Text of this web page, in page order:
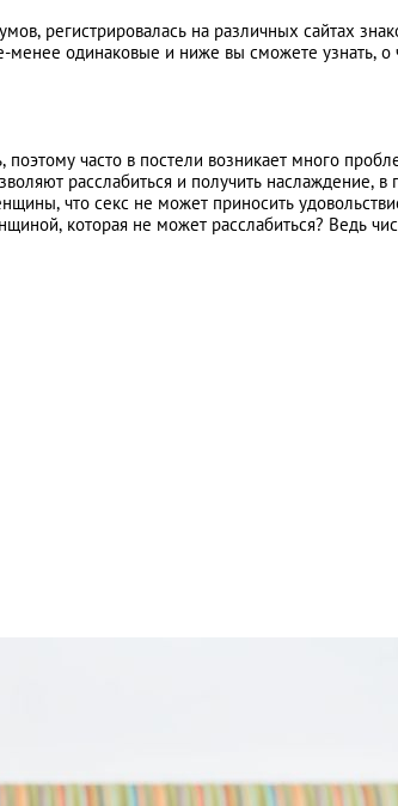
регистрировалась на различных сайтах
одинаковые и ниже вы сможете узнать, о
часто в постели возникает много
расслабиться и получить наслаждение, в
что секс не может приносить
которая не может расслабиться? Ведь